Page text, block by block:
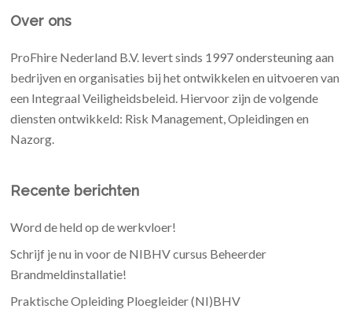
Over ons
ProFhire Nederland B.V. levert sinds 1997 ondersteuning aan
bedrijven en organisaties bij het ontwikkelen en uitvoeren van
een Integraal Veiligheidsbeleid. Hiervoor zijn de volgende
diensten ontwikkeld: Risk Management, Opleidingen en
Nazorg.
Recente berichten
Word de held op de werkvloer!
Schrijf je nu in voor de NIBHV cursus Beheerder
Brandmeldinstallatie!
Praktische Opleiding Ploegleider (NI)BHV